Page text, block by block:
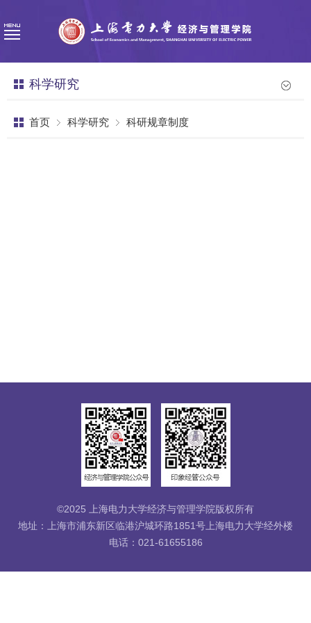
科学研究
首页 科学研究 科研规章制度
©2025 上海电力大学经济与管理学院版权所有
地址：上海市浦东新区临港沪城环路1851号上海电力大学经外楼
电话：021-61655186